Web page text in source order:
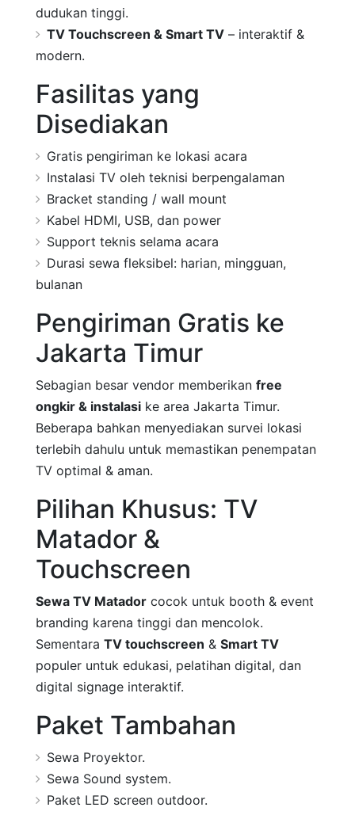
dudukan tinggi.
TV Touchscreen & Smart TV – interaktif &
modern.
Fasilitas yang
Disediakan
Gratis pengiriman ke lokasi acara
Instalasi TV oleh teknisi berpengalaman
Bracket standing / wall mount
Kabel HDMI, USB, dan power
Support teknis selama acara
Durasi sewa fleksibel: harian, mingguan,
bulanan
Pengiriman Gratis ke
Jakarta Timur
Sebagian besar vendor memberikan free
ongkir & instalasi ke area Jakarta Timur.
Beberapa bahkan menyediakan survei lokasi
terlebih dahulu untuk memastikan penempatan
TV optimal & aman.
Pilihan Khusus: TV
Matador &
Touchscreen
Sewa TV Matador cocok untuk booth & event
branding karena tinggi dan mencolok.
Sementara TV touchscreen & Smart TV
populer untuk edukasi, pelatihan digital, dan
digital signage interaktif.
Paket Tambahan
Sewa Proyektor.
Sewa Sound system.
Paket LED screen outdoor.